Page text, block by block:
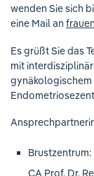
wenden Sie sich
eine Mail an
Es grüßt Sie das
mit
gynäkologischem
CA Prof. Dr.